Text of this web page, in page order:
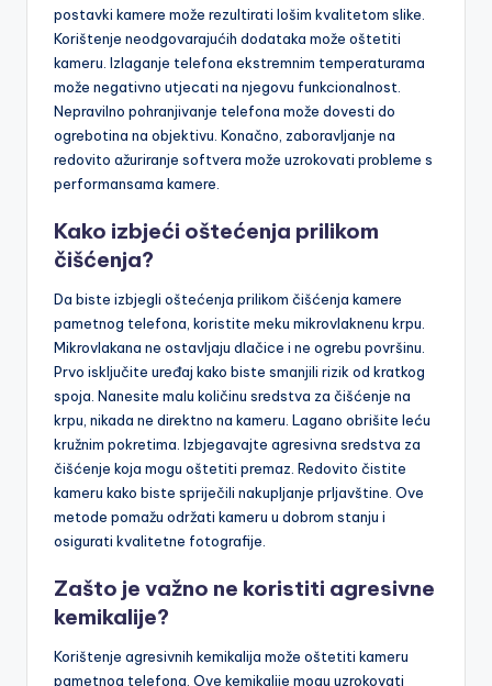
postavki kamere može rezultirati lošim kvalitetom slike.
Korištenje neodgovarajućih dodataka može oštetiti
kameru. Izlaganje telefona ekstremnim temperaturama
može negativno utjecati na njegovu funkcionalnost.
Nepravilno pohranjivanje telefona može dovesti do
ogrebotina na objektivu. Konačno, zaboravljanje na
redovito ažuriranje softvera može uzrokovati probleme s
performansama kamere.
Kako izbjeći oštećenja prilikom
čišćenja?
Da biste izbjegli oštećenja prilikom čišćenja kamere
pametnog telefona, koristite meku mikrovlaknenu krpu.
Mikrovlakana ne ostavljaju dlačice i ne ogrebu površinu.
Prvo isključite uređaj kako biste smanjili rizik od kratkog
spoja. Nanesite malu količinu sredstva za čišćenje na
krpu, nikada ne direktno na kameru. Lagano obrišite leću
kružnim pokretima. Izbjegavajte agresivna sredstva za
čišćenje koja mogu oštetiti premaz. Redovito čistite
kameru kako biste spriječili nakupljanje prljavštine. Ove
metode pomažu održati kameru u dobrom stanju i
osigurati kvalitetne fotografije.
Zašto je važno ne koristiti agresivne
kemikalije?
Korištenje agresivnih kemikalija može oštetiti kameru
pametnog telefona. Ove kemikalije mogu uzrokovati